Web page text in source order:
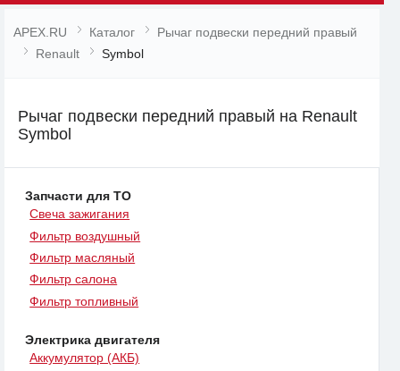
APEX.RU Каталог
Рычаг подвески передний правый
Renault
Symbol
Рычаг подвески передний правый на Renault
Symbol
Запчасти для ТО
Свеча зажигания
Фильтр воздушный
Фильтр масляный
Фильтр салона
Фильтр топливный
Электрика двигателя
Аккумулятор (АКБ)